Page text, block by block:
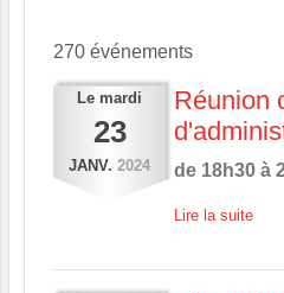
270 événements
Le mardi
23
JANV. 2024
Réunion
de 18h30 à
Lire la suite